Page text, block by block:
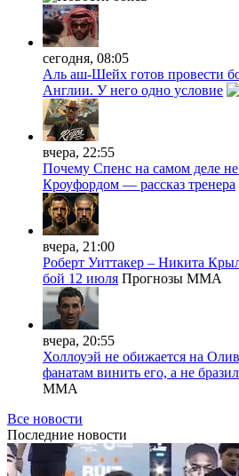
сегодня, 08:05
Аль аш-Шейх готов провести
Англии. У него одно условие
вчера, 22:55
Почему Спенс на самом деле
Кроуфордом — рассказ тренера
вчера, 21:00
Роберт Уиттакер – Никита
бой 12 июля Прогнозы MMA
вчера, 20:55
Холлоуэй не обижается на
фанатам винить его, а не
MMA
Все новости
Последние новости